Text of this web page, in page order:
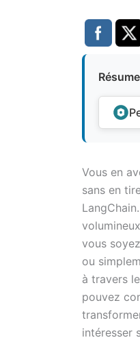
Vous en
sans en
vous
ou
à travers
pouvez
intéresser